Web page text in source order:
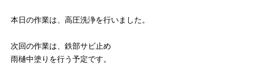
本日の作業は、高圧洗浄を行いました。
次回の作業は、鉄部サビ止め
雨樋中塗りを行う予定です。